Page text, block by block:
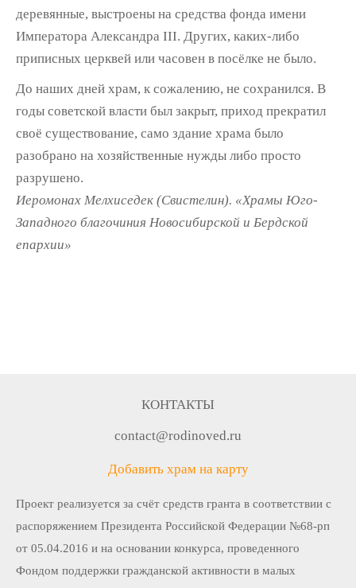
деревянные, выстроены на средства фонда имени
Императора Александра III. Других, каких-либо
приписных церквей или часовен в посёлке не было.
До наших дней храм, к сожалению, не сохранился. В
годы советской власти был закрыт, приход прекратил
своё существование, само здание храма было
разобрано на хозяйственные нужды либо просто
разрушено.
Иеромонах Мелхиседек (Свистелин). «Храмы Юго-
Западного благочиния Новосибирской и Бердской
епархии»
КОНТАКТЫ
contact@rodinoved.ru
Добавить храм на карту
Проект реализуется за счёт средств гранта в соответствии c
распоряжением Президента Российской Федерации №68-рп
от 05.04.2016 и на основании конкурса, проведенного
Фондом поддержки гражданской активности в малых